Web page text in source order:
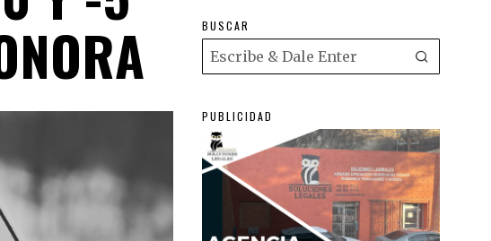
BUSCAR
PUBLICIDAD